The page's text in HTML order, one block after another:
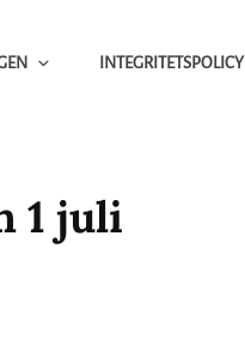
INTEGRITETSPOLICY
1 juli